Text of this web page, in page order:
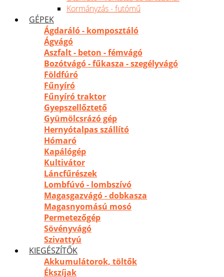
Kormányzás - futómű
GÉPEK
Ágdaráló - komposztáló
Ágvágó
Aszfalt - beton - fémvágó
Bozótvágó - fűkasza - szegélyvágó
Földfúró
Fűnyíró
Fűnyíró traktor
Gyepszellőztető
Gyümölcsrázó gép
Hernyótalpas szállító
Hómaró
Kapálógép
Kultivátor
Láncfűrészek
Lombfúvó - lombszívó
Magasgazvágó - dobkasza
Magasnyomású mosó
Permetezőgép
Sövényvágó
Szivattyú
KIEGÉSZÍTŐK
Akkumulátorok, töltők
Ékszíjak